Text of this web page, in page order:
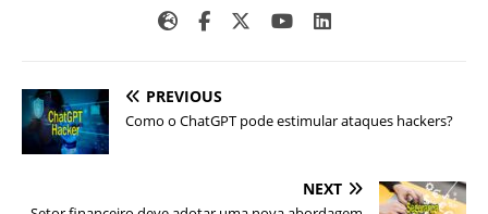
PREVIOUS
Como o ChatGPT pode estimular ataques hackers?
NEXT